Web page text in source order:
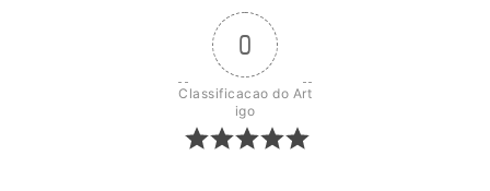
0
Classificacao do Art
igo